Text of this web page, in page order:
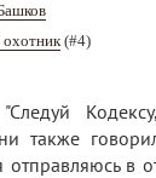
(#4)
также
в